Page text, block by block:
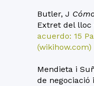
Butler, J
Extret del lloc
acuerdo: 15
(wikihow.com)
Mendieta i
de negociació